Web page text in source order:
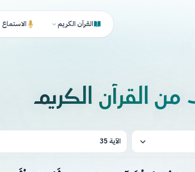
القرآن الكريم الاستماع
من القرآن الكريم
الآية 35